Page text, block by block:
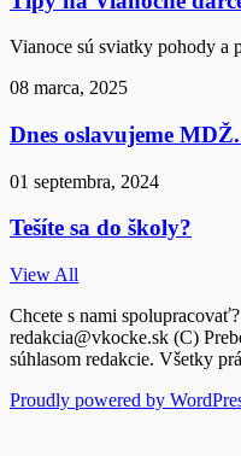
Vianoce sú sviatky pohody a
08 marca, 2025
Dnes oslavujeme
01 septembra, 2024
Tešíte sa do školy?
View All
Chcete s nami
redakcia@vkocke.sk (C)
súhlasom redakcie. Všetky
Proudly powered by